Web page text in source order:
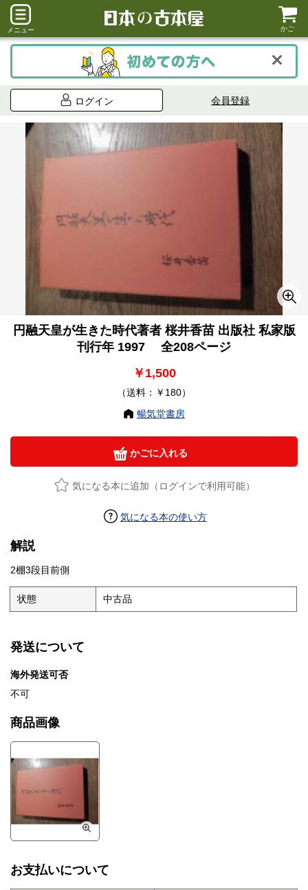
メニュー かご
ログイン 会員登録
円融天皇が生きた時代著者 桜井香苗 出版社 私家版
刊行年 1997 全208ページ
￥1,500
（送料：￥180）
暢気堂書房
かごに入れる
気になる本に追加（ログインで利用可能）
気になる本の使い方
解説
2棚3段目前側
状態 中古品
発送について
海外発送可否
不可
商品画像
お支払いについて